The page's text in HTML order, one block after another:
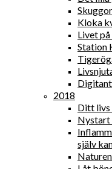
Kloka
Livet
Station
2018
Ditt livs
Nystart
själv